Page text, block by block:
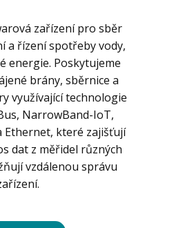
zařízení pro sběr
a řízení spotřeby vody,
energie. Poskytujeme
brány, sběrnice a
využívající technologie
NarrowBand-IoT,
Ethernet, které zajišťují
dat z měřidel různých
vzdálenou správu